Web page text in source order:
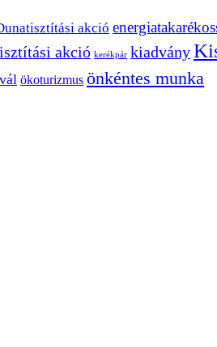
akció
akció kerékpár kiadvány
ökoturizmus önkéntes munka